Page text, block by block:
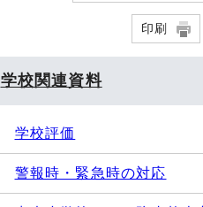
印刷
学校関連資料
学校評価
警報時・緊急時の対応